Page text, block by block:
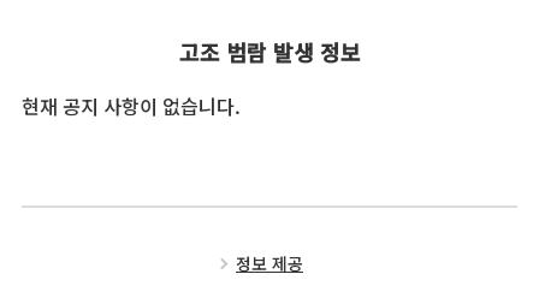
고조 범람 발생 정보
현재 공지 사항이 없습니다.
정보 제공